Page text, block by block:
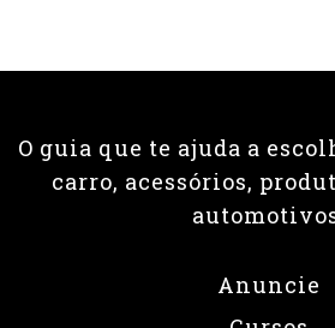
O guia que te ajuda a
carro, acessórios,
Anuncie